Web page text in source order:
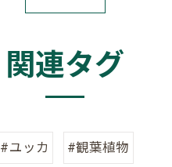
関連タグ
#ユッカ #観葉植物